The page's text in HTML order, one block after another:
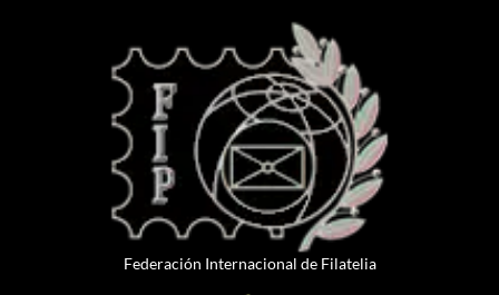
Federación Internacional de Filatelia